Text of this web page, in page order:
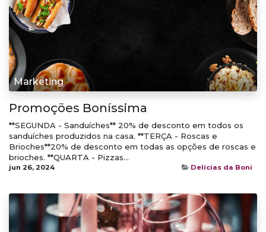
Marketing
Promoções Boníssima
**SEGUNDA - Sanduíches** 20% de desconto em todos os
sanduíches produzidos na casa. **TERÇA - Roscas e
Brioches**20% de desconto em todas as opções de roscas e
brioches. **QUARTA - Pizzas...
jun 26, 2024 Delícias da Boni